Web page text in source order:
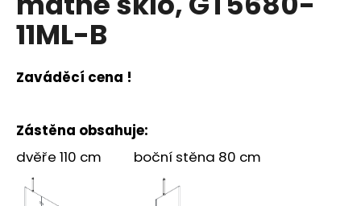
11ML-B
Zaváděcí cena !
Zástěna obsahuje:
dvěře 110 cm boční stěna 80 cm
HLEDAT
D
p
o
r
č